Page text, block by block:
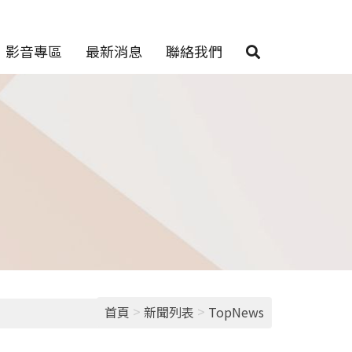
影音專區 最新消息 聯絡我們
首頁 > 新聞列表 > TopNews